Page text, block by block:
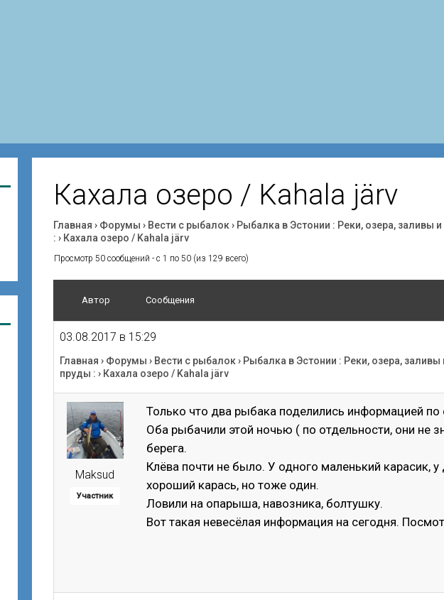
Кахала озеро / Kahala järv
Главная › Форумы › Вести с рыбалок› Рыбалка в Эстонии : Реки, озера, заливы и
: › Кахала озеро / Kahala järv
Просмотр 50 сообщений - с 1 по 50 (из 129 всего)
Автор Сообщения
03.08.2017 в 15:29
Главная › Форумы › Вести с рыбалок› Рыбалка в Эстонии : Реки, озера, заливы
пруды : › Кахала озеро / Kahala järv
Maksud
Участник
Только что два рыбака поделились информацией
Оба рыбачили этой ночью ( по отдельности, они не
берега.
Клёва почти не было. У одного маленький карасик,
хороший карась, но тоже один.
Ловили на опарыша, навозника, болтушку.
Вот такая невесёлая информация на сегодня.